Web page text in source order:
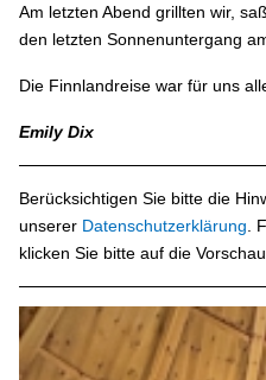
Am letzten Abend grillten wir,
den letzten Sonnenuntergang
Die Finnlandreise war für uns
Emily Dix
Berücksichtigen Sie bitte die
unserer Datenschutzerklärung .
klicken Sie bitte auf die